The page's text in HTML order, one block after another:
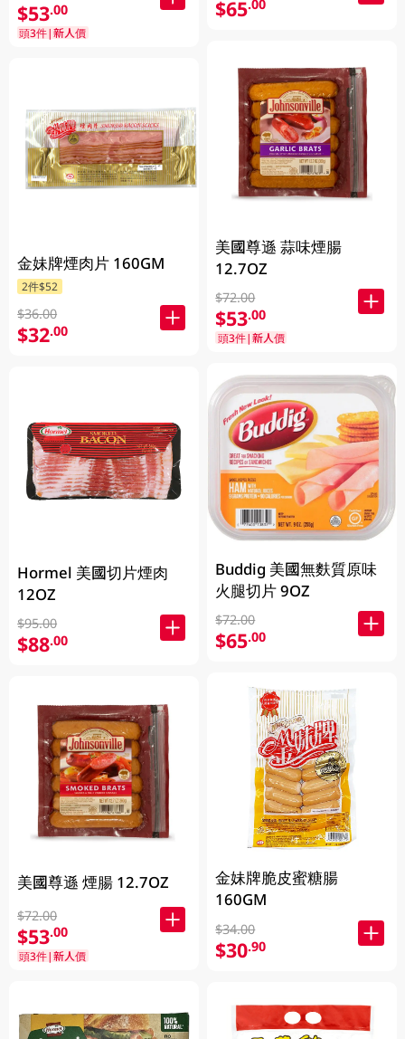
$53.00
頭3件|新人價
金妹牌煙肉片 160GM
2件$52
$36.00
$32.00
Hormel 美國切片煙肉
12OZ
$95.00
$88.00
美國尊遜 煙腸 12.7OZ
$72.00
$53.00
頭3件|新人價
$65.00
美國尊遜 蒜味煙腸
12.7OZ
$72.00
$53.00
頭3件|新人價
Buddig 美國無麩質原味
火腿切片 9OZ
$72.00
$65.00
金妹牌脆皮蜜糖腸
160GM
$34.00
$30.90